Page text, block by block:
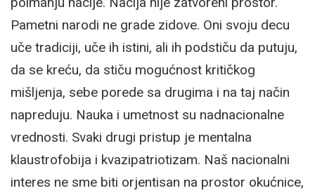
Pametni narodi ne grade zidove. Oni svoju decu
uče tradiciji, uče ih istini, ali ih podstiču da putuju,
da se kreću, da stiču mogućnost kritičkog
mišljenja, sebe porede sa drugima i na taj način
napreduju. Nauka i umetnost su nadnacionalne
vrednosti. Svaki drugi pristup je mentalna
klaustrofobija i kvazipatriotizam. Naš nacionalni
interes ne sme biti orjentisan na prostor okućnice,